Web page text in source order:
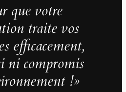
que votre
traite vos
efficacement,
ni compromis
!»